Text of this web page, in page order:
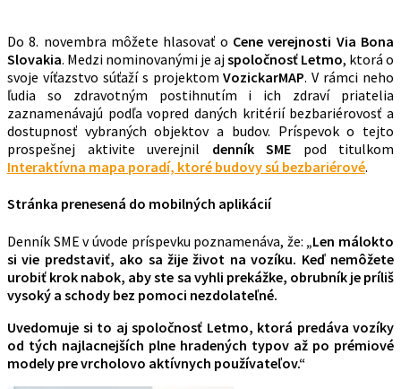
Do 8. novembra môžete hlasovať o Cene verejnosti Via Bona
Slovakia. Medzi nominovanými je ajspoločnosť Letmo, ktorá o
svoje víťazstvo súťaží s projektomVozickarMAP. V rámci neho
ľudia so zdravotným postihnutím i ich zdraví priatelia
zaznamenávajú podľa vopred daných kritérií bezbariérovosť a
dostupnosť vybraných objektov a budov. Príspevok o tejto
prospešnej aktivite uverejnil denník SME pod titulkom
Interaktívna mapa poradí, ktoré budovy sú bezbariérové.
Stránka prenesená do mobilných aplikácií
Denník SME v úvode príspevku poznamenáva, že: „Len málokto
si vie predstaviť, ako sa žije život na vozíku. Keď nemôžete
urobiť krok nabok, aby ste sa vyhli prekážke, obrubník je príliš
vysoký a schody bez pomoci nezdolateľné.
Uvedomuje si to aj spoločnosť Letmo, ktorá predáva vozíky
od tých najlacnejších plne hradených typov až po prémiové
modely pre vrcholovo aktívnych používateľov.“